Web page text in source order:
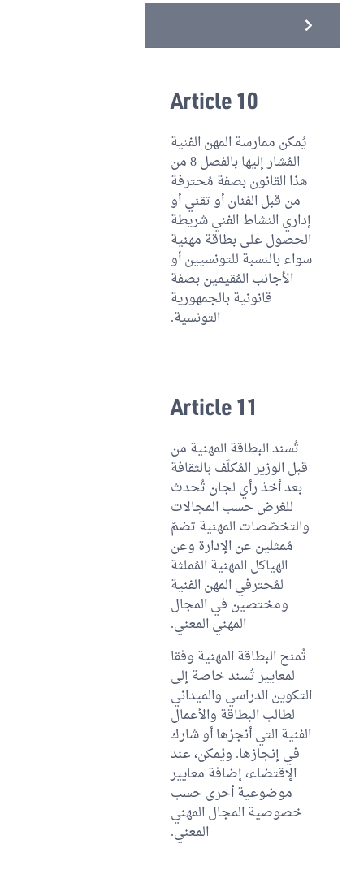
Article 10
يُمكن ممارسة المهن الفنية
المُشار إليها بالفصل 8 من
هذا القانون بصفة مُحترفة
من قبل الفنان أو تقني أو
إداري النشاط الفني شريطة
الحصول على بطاقة مهنية
سواء بالنسبة للتونسيين أو
الأجانب المُقيمين بصفة
قانونية بالجمهورية
التونسية.
Article 11
تُسند البطاقة المهنية من
قبل الوزير المُكلّف بالثقافة
بعد أخذ رأي لجان تُحدث
للغرض حسب المجالات
والتخصّصات المهنية تضمّ
مُمثلين عن الإدارة وعن
الهياكل المهنية المُملثة
لمُحترفي المهن الفنية
ومختصين في المجال
المهني المعني.
تُمنح البطاقة المهنية وفقا
لمعايير تُسند خاصة إلى
التكوين الدراسي والميداني
لطالب البطاقة والأعمال
الفنية التي أنجزها أو شارك
في إنجازها. ويُمكن، عند
الإقتضاء، إضافة معايير
موضوعية أخرى حسب
خصوصية المجال المهني
المعني.